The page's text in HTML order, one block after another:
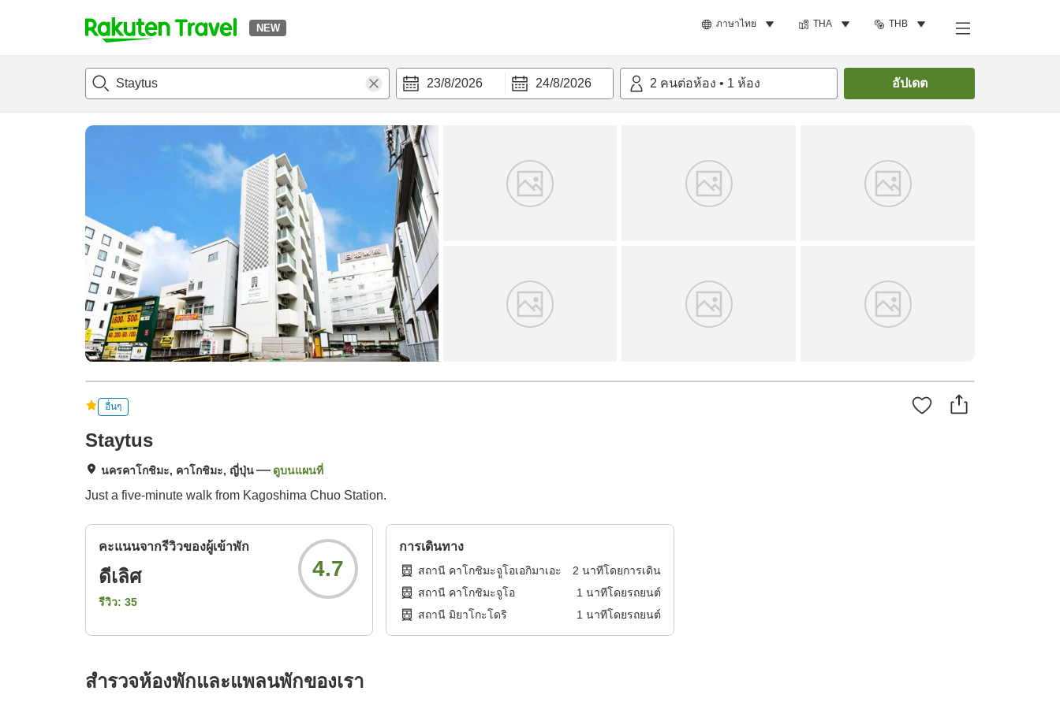
NEW ภาษาไทย THA THB
t
p
a
a
r
c
23/8/2026 24/8/2026 2 คนต่อห้อง • 1 ห้อง อัปเดต
แนะนำที่พักห้องพักและแพลนพัก ค้นหาห้องพัก
อื่นๆ
Staytus
นครคาโกชิมะ, คาโกชิมะ, ญี่ปุ่น ดูบนแผนที่
Just a five-minute walk from Kagoshima Chuo Station.
คะแนนจากรีวิวของผู้เข้าพัก
ดีเลิศ
รีวิว: 35
4.7
การเดินทาง
สถานี คาโกชิมะจููโอเอกิมาเอะ 2 นาทีโดยการเดิน
สถานี คาโกชิมะจูโอ
1 นาทีโดยรถยนต์
สถานี มิยาโกะโดริ
1 นาทีโดยรถยนต์
สำรวจห้องพักและแพลนพักของเรา